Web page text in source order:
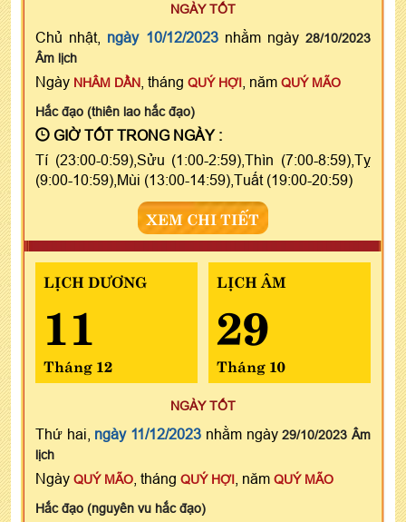
NGÀY TỐT
Chủ nhật, ngày 10/12/2023nhằm ngày28/10/2023
Âm lịch
Ngày NHÂM DẦN , tháng QUÝ HỢI , năm QUÝ MÃO
Hắc đạo (thiên lao hắc đạo)
GIỜ TỐT TRONG NGÀY :
Tí (23:00-0:59),Sửu (1:00-2:59),Thìn (7:00-8:59),Tỵ
(9:00-10:59),Mùi (13:00-14:59),Tuất (19:00-20:59)
XEM CHI TIẾT
LỊCH DƯƠNG
11
Tháng 12
LỊCH ÂM
29
Tháng 10
NGÀY TỐT
Thứ hai, ngày 11/12/2023 nhằm ngày29/10/2023 Âm
lịch
Ngày QUÝ MÃO , tháng QUÝ HỢI , năm QUÝ MÃO
Hắc đạo (nguyên vu hắc đạo)